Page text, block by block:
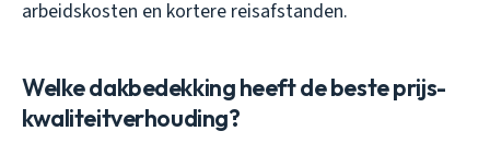
arbeidskosten en kortere reisafstanden.
Welke dakbedekking heeft de beste prijs-
kwaliteitverhouding?